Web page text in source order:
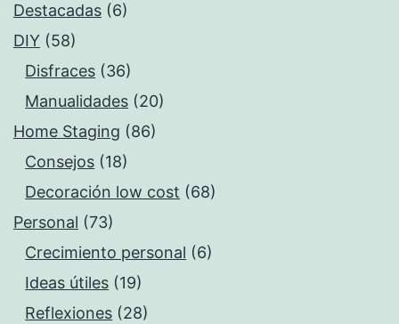
Destacadas (6)
DIY (58)
Disfraces (36)
Manualidades (20)
Home Staging (86)
Consejos (18)
Decoración low cost (68)
Personal (73)
Crecimiento personal (6)
Ideas útiles (19)
Reflexiones (28)